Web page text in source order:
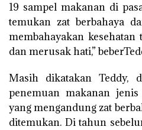
19 sampel makanan di
temukan zat berbahaya
membahayakan
dan merusak hati,”
Masih dikatakan Teddy,
penemuan makanan
yang mengandung zat
ditemukan. Di tahun